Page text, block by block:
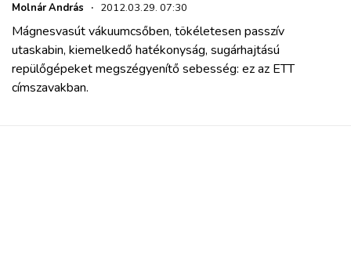
Molnár András · 2012.03.29. 07:30
Mágnesvasút vákuumcsőben, tökéletesen passzív
utaskabin, kiemelkedő hatékonyság, sugárhajtású
repülőgépeket megszégyenítő sebesség: ez az ETT
címszavakban.